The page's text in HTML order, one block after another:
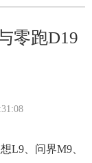
零跑D19
L9、问界M9、